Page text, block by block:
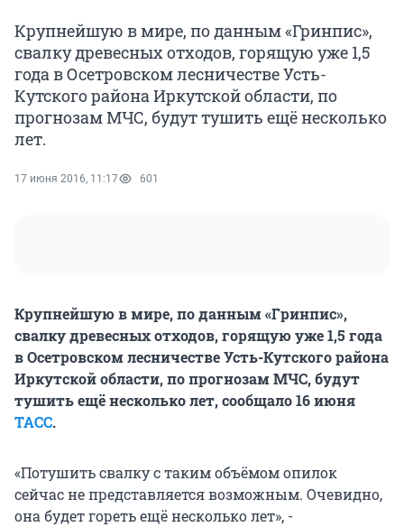
Крупнейшую в мире, по данным «Гринпис»,
свалку древесных отходов, горящую уже 1,5
года в Осетровском лесничестве Усть-
Кутского района Иркутской области, по
прогнозам МЧС, будут тушить ещё несколько
лет.
17 июня 2016, 11:17 601
Крупнейшую в мире, по данным «Гринпис»,
свалку древесных отходов, горящую уже 1,5 года
в Осетровском лесничестве Усть-Кутского района
Иркутской области, по прогнозам МЧС, будут
тушить ещё несколько лет, сообщало 16 июня
ТАСС.
«Потушить свалку с таким объёмом опилок
сейчас не представляется возможным. Очевидно,
она будет гореть ещё несколько лет», -